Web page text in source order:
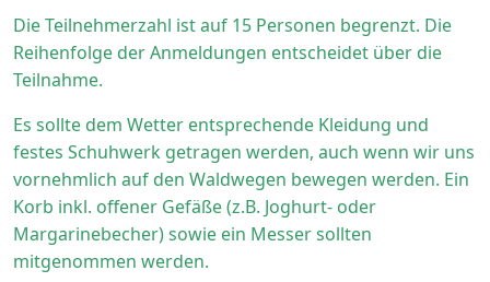
Die Teilnehmerzahl ist auf 15 Personen begrenzt. Die
Reihenfolge der Anmeldungen entscheidet über die
Teilnahme.
Es sollte dem Wetter entsprechende Kleidung und
festes Schuhwerk getragen werden, auch wenn wir uns
vornehmlich auf den Waldwegen bewegen werden. Ein
Korb inkl. offener Gefäße (z.B. Joghurt- oder
Margarinebecher) sowie ein Messer sollten
mitgenommen werden.